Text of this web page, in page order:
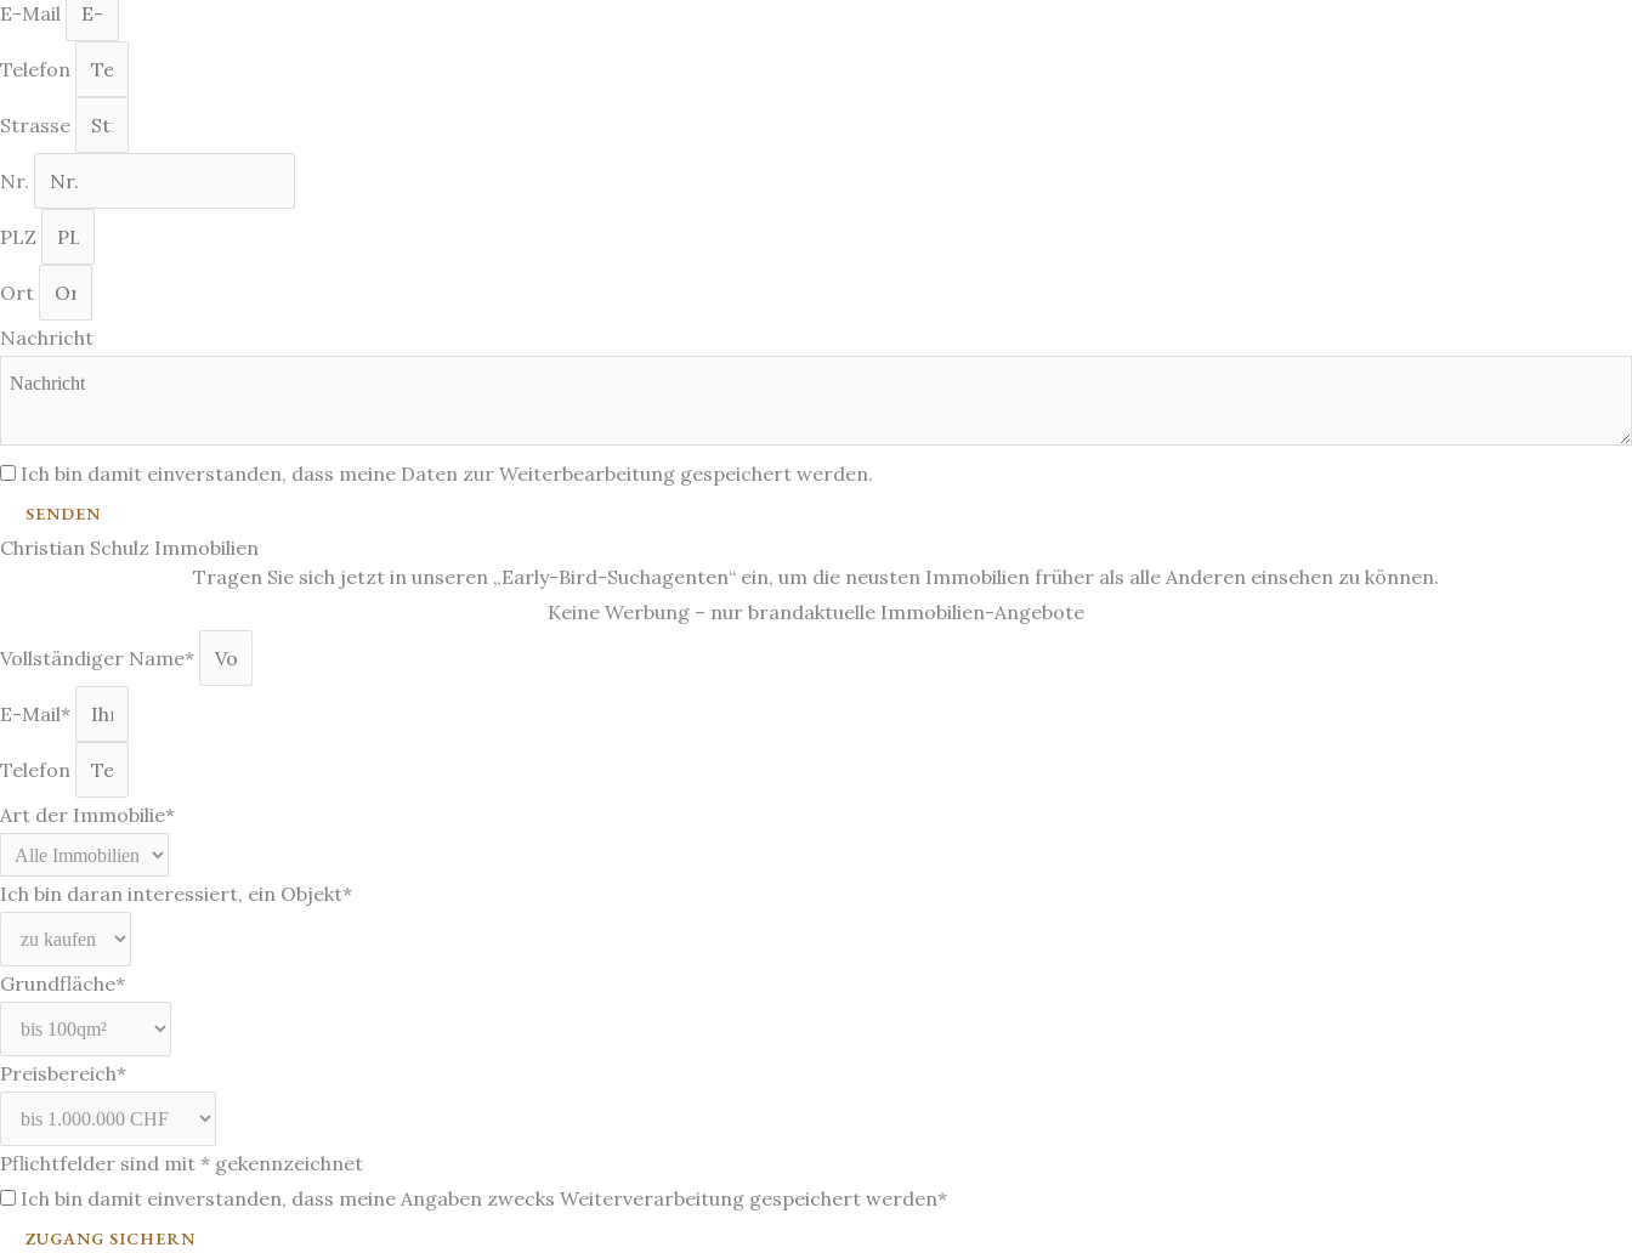
E-Mail
Telefon
Strasse
Nr.
PLZ
Ort
Nachricht
Ich bin damit einverstanden, dass meine Daten zur Weiterbearbeitung gespeichert werden.
SENDEN
Christian Schulz Immobilien
Tragen Sie sich jetzt in unseren „Early-Bird-Suchagenten“ ein, um die neusten Immobilien früher als alle Anderen einsehen zu können.
Keine Werbung – nur brandaktuelle Immobilien-Angebote
Vollständiger Name*
E-Mail*
Telefon
Art der Immobilie*
Ich bin daran interessiert, ein Objekt*
Grundfläche*
Preisbereich*
Pflichtfelder sind mit * gekennzeichnet
Ich bin damit einverstanden, dass meine Angaben zwecks Weiterverarbeitung gespeichert werden*
ZUGANG SICHERN